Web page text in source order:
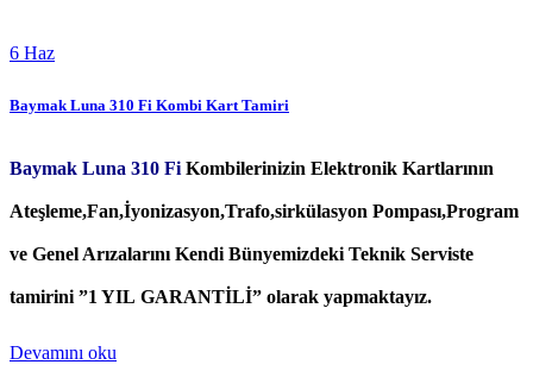
6 Haz
Baymak Luna 310 Fi Kombi Kart Tamiri
Baymak Luna 310 Fi Kombilerinizin Elektronik Kartlarının
Ateşleme,Fan,İyonizasyon,Trafo,sirkülasyon Pompası,Program
ve Genel Arızalarını Kendi Bünyemizdeki Teknik Serviste
tamirini ”1 YIL GARANTİLİ” olarak yapmaktayız.
Devamını oku